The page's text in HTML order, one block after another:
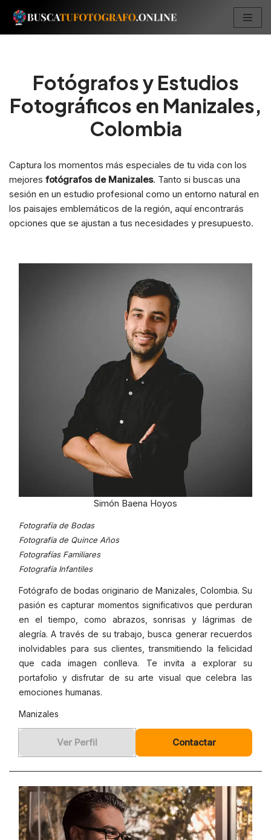
Saltar
Fotógrafos y Estudios
Fotográficos en Manizales,
Colombia
Captura los momentos más especiales de tu vida con los
mejores fotógrafos de Manizales. Tanto si buscas una
sesión en un estudio profesional como un entorno natural en
los paisajes emblemáticos de la región, aquí encontrarás
opciones que se ajustan a tus necesidades y presupuesto.
Simón Baena Hoyos
Fotografía de Bodas
Fotografía de Quince Años
Fotografías Familiares
Fotografía Infantiles
Fotógrafo de bodas originario de Manizales, Colombia. Su
pasión es capturar momentos significativos que perduran
en el tiempo, como abrazos, sonrisas y lágrimas de
alegría. A través de su trabajo, busca generar recuerdos
inolvidables para sus clientes, transmitiendo la felicidad
que cada imagen conlleva. Te invita a explorar su
portafolio y disfrutar de su arte visual que celebra las
emociones humanas.
Manizales
Ver Perfil Contactar